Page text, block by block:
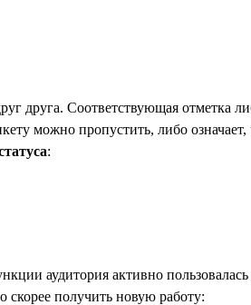
друга. Соответствующая отметка
можно пропустить, либо означает,
:
аудитория активно
скорее получить новую работу: